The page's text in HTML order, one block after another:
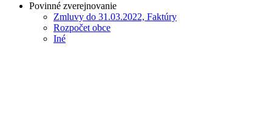
Povinné zverejnovanie
Zmluvy do 31.03.2022, Faktúry
Rozpočet obce
Iné